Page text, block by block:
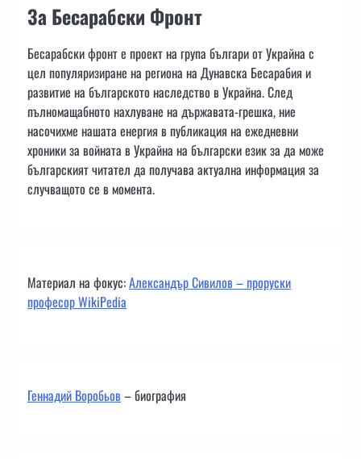
За Бесарабски Фронт
Бесарабски фронт е проект на група българи от Украйна с
цел популяризиране на региона на Дунавска Бесарабия и
развитие на българското наследство в Украйна. След
пълномащабното нахлуване на държавата-грешка, ние
насочихме нашата енергия в публикация на ежедневни
хроники за войната в Украйна на български език за да може
българският читател да получава актуална информация за
случващото се в момента.
Материал на фокус:Александър Сивилов – проруски
професор WikiPedia
Геннадий Воробьов– биография